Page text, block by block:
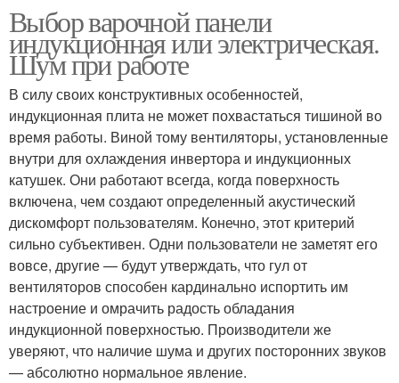
Выбор варочной панели
индукционная или электрическая.
Шум при работе
В силу своих конструктивных особенностей,
индукционная плита не может похвастаться тишиной во
время работы. Виной тому вентиляторы, установленные
внутри для охлаждения инвертора и индукционных
катушек. Они работают всегда, когда поверхность
включена, чем создают определенный акустический
дискомфорт пользователям. Конечно, этот критерий
сильно субъективен. Одни пользователи не заметят его
вовсе, другие — будут утверждать, что гул от
вентиляторов способен кардинально испортить им
настроение и омрачить радость обладания
индукционной поверхностью. Производители же
уверяют, что наличие шума и других посторонних звуков
— абсолютно нормальное явление.